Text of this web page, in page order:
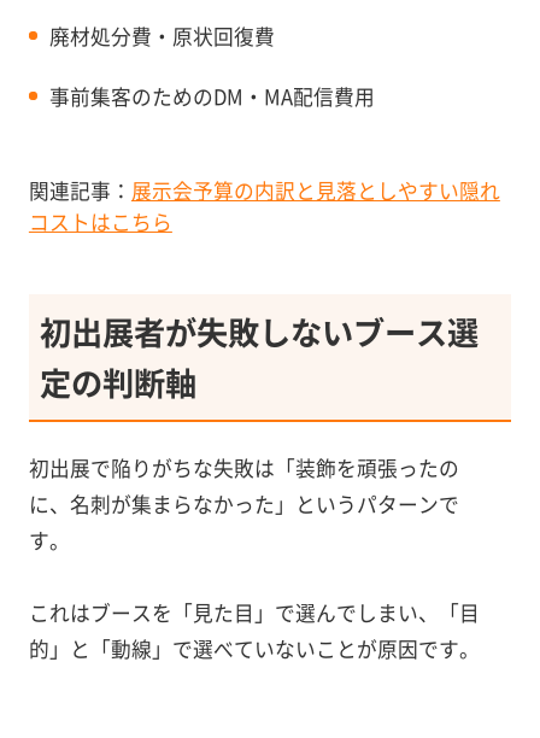
廃材処分費・原状回復費
事前集客のためのDM・MA配信費用
関連記事： 展示会予算の内訳と見落としやすい隠れ
コストはこちら
初出展者が失敗しないブース選
定の判断軸
初出展で陥りがちな失敗は「装飾を頑張ったの
に、名刺が集まらなかった」というパターンで
す。
これはブースを「見た目」で選んでしまい、「目
的」と「動線」で選べていないことが原因です。